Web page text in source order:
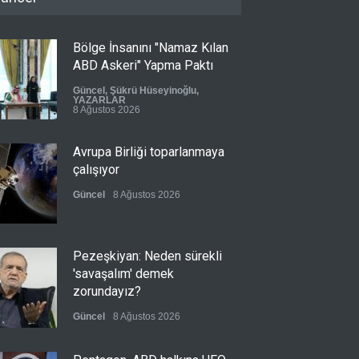
Bölge İnsanını "Namaz Kılan
ABD Askeri" Yapma Paktı
Güncel , Şükrü Hüseyinoğlu,
YAZARLAR
8 Ağustos 2026
Avrupa Birliği toparlanmaya
çalışıyor
Güncel 8 Ağustos 2026
Pezeşkiyan: Neden sürekli
'savaşalım' demek
zorundayız?
Güncel 8 Ağustos 2026